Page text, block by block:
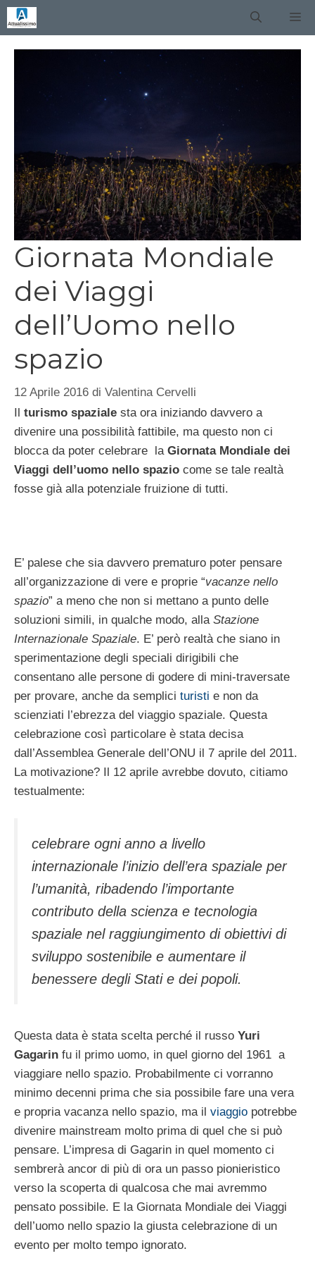
Vai
al
contenuto
Giornata Mondiale
dei Viaggi
dell’Uomo nello
spazio
12 Aprile 2016 di Valentina Cervelli
Il turismo spaziale sta ora iniziando davvero a
divenire una possibilità fattibile, ma questo non ci
blocca da poter celebrare la Giornata Mondiale dei
Viaggi dell’uomo nello spazio come se tale realtà
fosse già alla potenziale fruizione di tutti.
E’ palese che sia davvero prematuro poter pensare
all’organizzazione di vere e proprie “vacanze nello
spazio” a meno che non si mettano a punto delle
soluzioni simili, in qualche modo, alla Stazione
Internazionale Spaziale. E’ però realtà che siano in
sperimentazione degli speciali dirigibili che
consentano alle persone di godere di mini-traversate
per provare, anche da semplici turisti e non da
scienziati l’ebrezza del viaggio spaziale. Questa
celebrazione così particolare è stata decisa
dall’Assemblea Generale dell’ONU il 7 aprile del 2011.
La motivazione? Il 12 aprile avrebbe dovuto, citiamo
testualmente:
celebrare ogni anno a livello
internazionale l’inizio dell’era spaziale per
l’umanità, ribadendo l’importante
contributo della scienza e tecnologia
spaziale nel raggiungimento di obiettivi di
sviluppo sostenibile e aumentare il
benessere degli Stati e dei popoli.
Questa data è stata scelta perché il russo Yuri
Gagarin fu il primo uomo, in quel giorno del 1961 a
viaggiare nello spazio. Probabilmente ci vorranno
minimo decenni prima che sia possibile fare una vera
e propria vacanza nello spazio, ma il viaggio potrebbe
divenire mainstream molto prima di quel che si può
pensare. L’impresa di Gagarin in quel momento ci
sembrerà ancor di più di ora un passo pionieristico
verso la scoperta di qualcosa che mai avremmo
pensato possibile. E la Giornata Mondiale dei Viaggi
dell’uomo nello spazio la giusta celebrazione di un
evento per molto tempo ignorato.